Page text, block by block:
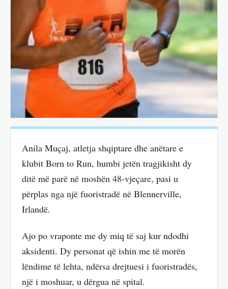
Anila Muçaj, atletja shqiptare dhe anëtare e
klubit Born to Run, humbi jetën tragjikisht dy
ditë më parë në moshën 48-vjeçare, pasi u
përplas nga një fuoristradë në Blennerville,
Irlandë.
Ajo po vraponte me dy miq të saj kur ndodhi
aksidenti. Dy personat që ishin me të morën
lëndime të lehta, ndërsa drejtuesi i fuoristradës,
një i moshuar, u dërgua në spital.